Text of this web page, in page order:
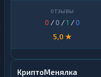
0 / 0 /1 /0
5,0 ★
КриптоМенялка